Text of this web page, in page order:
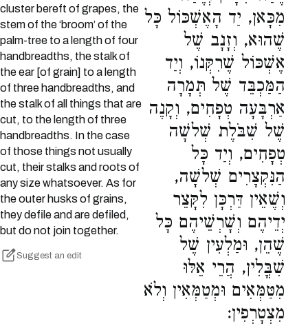
cluster bereft of grapes, the
stem of the ‘broom’ of the
palm-tree to a length of four
handbreadths, the stalk of
the ear [of grain] to a length
of three handbreadths, and
the stalk of all things that are
cut, to the length of three
handbreadths. In the case
of those things not usually
cut, their stalks and roots of
any size whatsoever. As for
the outer husks of grains,
they defile and are defiled,
but do not join together.
Suggest an edit
מִכָּאן, יַד הָאֶשְׁכּוֹל כָּל
שֶׁהוּא, וְזָנָב שֶׁל
אֶשְׁכּוֹל שֶׁרִקְּנוֹ, וְיַד
הַמַּכְבֵּד שֶׁל תְּמָרָה
אַרְבָּעָה טְפָחִים, וְקָנֶה
שֶׁל שִׁבֹּלֶת שְׁלשָׁה
טְפָחִים, וְיַד כָּל
הַנִּקְצָרִים שְׁלשָׁה,
וְשֶׁאֵין דַּרְכָּן לִקָּצֵר
יְדֵיהֶם וְשָׁרְשֵׁיהֶם כָּל
שֶׁהֵן, וּמַלְעִין שֶׁל
שִׁבֳּלִין, הֲרֵי אֵלּוּ
מִטַּמְּאִים וּמְטַמְּאִין וְלֹא
מִצְטָרְפִין: